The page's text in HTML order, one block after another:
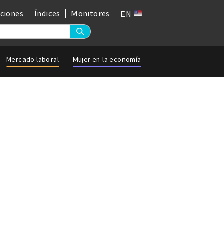
Índices Monitores EN
Mercado laboral Mujer en la economía